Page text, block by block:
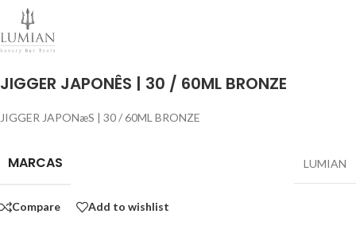
JIGGER JAPONÊS | 30 / 60ML BRONZE
JIGGER JAPONæS | 30 / 60ML BRONZE
MARCAS LUMIAN
Compare Add to wishlist